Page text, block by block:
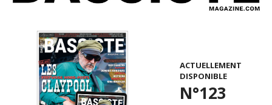
ACTUELLEMENT
DISPONIBLE
N°123